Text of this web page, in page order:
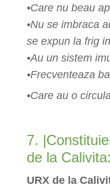
•Care nu beau
•Nu se imbraca
se expun la frig
•Au un sistem
•Frecventeaza
•Care au o
7.
de la Calivita:
URX de la